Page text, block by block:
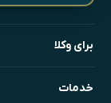
برای وکلا
خدمات